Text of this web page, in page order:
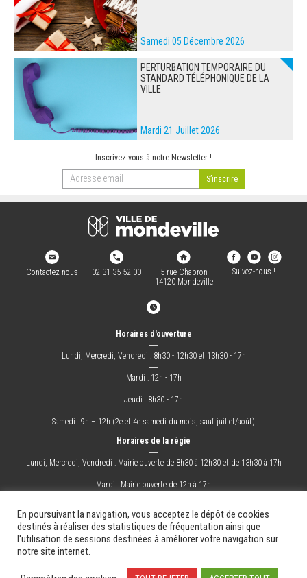
Samedi 05 Décembre 2026
PERTURBATION TEMPORAIRE DU
STANDARD TÉLÉPHONIQUE DE LA
VILLE
Mardi 21 Juillet 2026
Inscrivez-vous à notre Newsletter !
Contactez-nous 02 31 35 52 00
5 rue Chapron
14120 Mondeville
Suivez-nous !
Horaires d'ouverture
―
Lundi, Mercredi, Vendredi : 8h30 - 12h30 et 13h30 - 17h
―
Mardi : 12h - 17h
―
Jeudi : 8h30 - 17h
―
Samedi : 9h – 12h (2e et 4e samedi du mois, sauf juillet/août)
Horaires de la régie
―
Lundi, Mercredi, Vendredi : Mairie ouverte de 8h30 à 12h30 et de 13h30 à 17h
―
Mardi : Mairie ouverte de 12h à 17h
La Ville Mes démarches Grandir ! Sortir ! Changer !
Les docs.
Mentions légales
En poursuivant la navigation, vous acceptez le dépôt de cookies
destinés à réaliser des statistiques de fréquentation ainsi que
l'utilisation de sessions destinées à améliorer votre navigation sur
notre site internet.